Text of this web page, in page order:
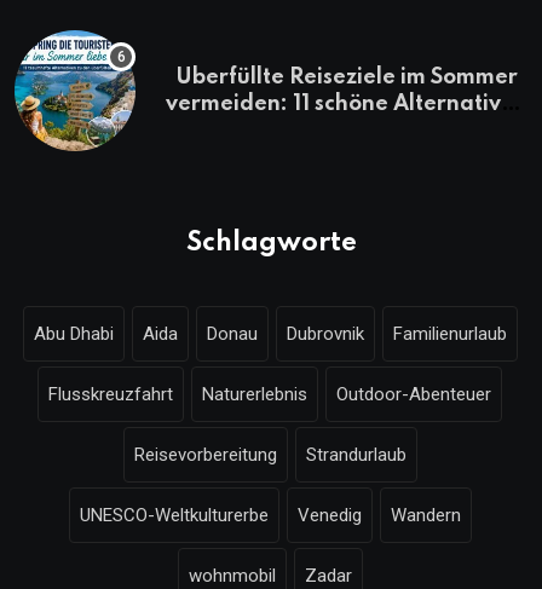
Überfüllte Reiseziele im Sommer
vermeiden: 11 schöne Alternativen
Schlagworte
Abu Dhabi Aida Donau Dubrovnik Familienurlaub
Flusskreuzfahrt Naturerlebnis Outdoor-Abenteuer
Reisevorbereitung Strandurlaub
UNESCO-Weltkulturerbe Venedig Wandern
wohnmobil Zadar